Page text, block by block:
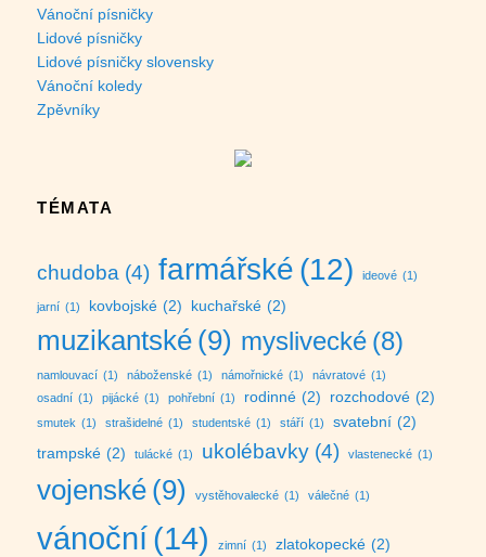
Vánoční písničky
Lidové písničky
Lidové písničky slovensky
Vánoční koledy
Zpěvníky
TÉMATA
chudoba (4) farmářské (12) ideové (1)
jarní (1) kovbojské (2) kuchařské (2)
muzikantské (9) myslivecké (8)
namlouvací (1) náboženské (1) námořnické (1) návratové (1)
osadní (1) pijácké (1) pohřební (1) rodinné (2) rozchodové (2)
smutek (1) strašidelné (1) studentské (1) stáří (1) svatební (2)
trampské (2) tulácké (1) ukolébavky (4) vlastenecké (1)
vojenské (9) vystěhovalecké (1) válečné (1)
vánoční(14) zimní (1) zlatokopecké (2)